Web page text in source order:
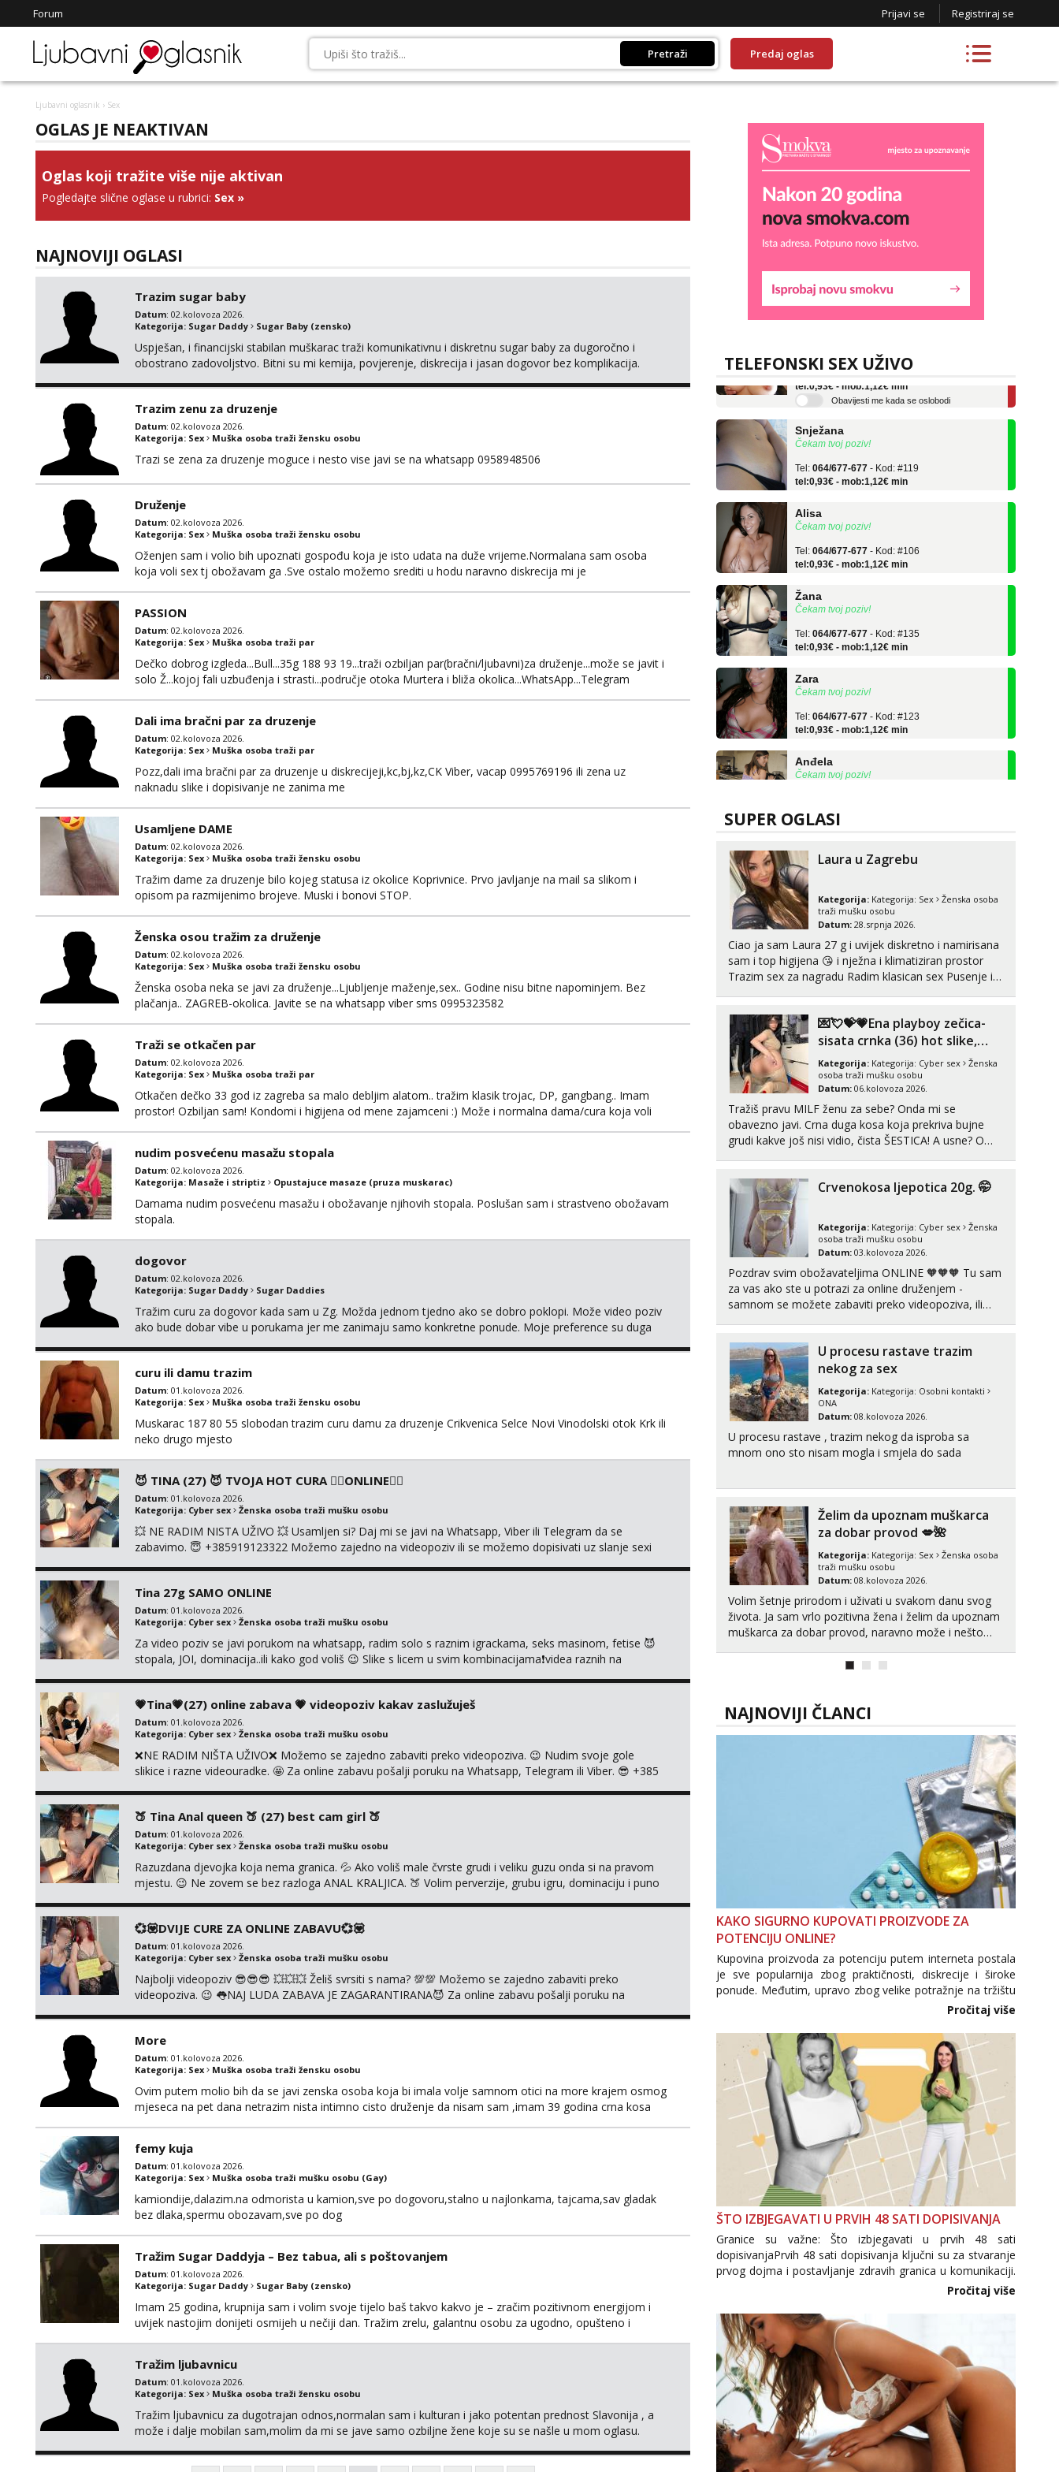
Forum Prijavi se Registriraj se
Pretraži Predaj oglas
Ljubavni oglasnik › Sex
OGLAS JE NEAKTIVAN
Oglas koji tražite više nije aktivan
Pogledajte slične oglase u rubrici: Sex »
NAJNOVIJI OGLASI
Trazim sugar baby
Datum: 02.kolovoza 2026.
Kategorija: Sugar Daddy Sugar Baby (zensko)
Uspješan, i financijski stabilan muškarac traži komunikativnu i diskretnu sugar baby za dugoročno i
obostrano zadovoljstvo. Bitni su mi kemija, povjerenje, diskrecija i jasan dogovor bez komplikacija.
Trazim zenu za druzenje
Datum: 02.kolovoza 2026.
Kategorija: Sex Muška osoba traži žensku osobu
Trazi se zena za druzenje moguce i nesto vise javi se na whatsapp 0958948506
Druženje
Datum: 02.kolovoza 2026.
Kategorija: Sex Muška osoba traži žensku osobu
Oženjen sam i volio bih upoznati gospođu koja je isto udata na duže vrijeme.Normalana sam osoba
koja voli sex tj obožavam ga .Sve ostalo možemo srediti u hodu naravno diskrecija mi je
PASSION
Datum: 02.kolovoza 2026.
Kategorija: Sex Muška osoba traži par
Dečko dobrog izgleda...Bull...35g 188 93 19...traži ozbiljan par(bračni/ljubavni)za druženje...može se javit i
solo Ž...kojoj fali uzbuđenja i strasti...područje otoka Murtera i bliža okolica...WhatsApp...Telegram
Dali ima bračni par za druzenje
Datum: 02.kolovoza 2026.
Kategorija: Sex Muška osoba traži par
Pozz,dali ima bračni par za druzenje u diskrecijeji,kc,bj,kz,CK Viber, vacap 0995769196 ili zena uz
naknadu slike i dopisivanje ne zanima me
Usamljene DAME
Datum: 02.kolovoza 2026.
Kategorija: Sex Muška osoba traži žensku osobu
Tražim dame za druzenje bilo kojeg statusa iz okolice Koprivnice. Prvo javljanje na mail sa slikom i
opisom pa razmijenimo brojeve. Muski i bonovi STOP.
Ženska osou tražim za druženje
Datum: 02.kolovoza 2026.
Kategorija: Sex Muška osoba traži žensku osobu
Ženska osoba neka se javi za druženje...Ljubljenje maženje,sex.. Godine nisu bitne napominjem. Bez
plačanja.. ZAGREB-okolica. Javite se na whatsapp viber sms 0995323582
Traži se otkačen par
Datum: 02.kolovoza 2026.
Kategorija: Sex Muška osoba traži par
Otkačen dečko 33 god iz zagreba sa malo debljim alatom.. tražim klasik trojac, DP, gangbang.. Imam
prostor! Ozbiljan sam! Kondomi i higijena od mene zajamceni :) Može i normalna dama/cura koja voli
nudim posvećenu masažu stopala
Datum: 02.kolovoza 2026.
Kategorija: Masaže i striptiz Opustajuce masaze (pruza muskarac)
Damama nudim posvećenu masažu i obožavanje njihovih stopala. Poslušan sam i strastveno obožavam
stopala.
dogovor
Datum: 02.kolovoza 2026.
Kategorija: Sugar Daddy Sugar Daddies
Tražim curu za dogovor kada sam u Zg. Možda jednom tjedno ako se dobro poklopi. Može video poziv
ako bude dobar vibe u porukama jer me zanimaju samo konkretne ponude. Moje preference su duga
curu ili damu trazim
Datum: 01.kolovoza 2026.
Kategorija: Sex Muška osoba traži žensku osobu
Muskarac 187 80 55 slobodan trazim curu damu za druzenje Crikvenica Selce Novi Vinodolski otok Krk ili
neko drugo mjesto
😈 TINA (27) 😈 TVOJA HOT CURA ❤️‍🔥ONLINE❤️‍🔥
Datum: 01.kolovoza 2026.
Kategorija: Cyber sex Ženska osoba traži mušku osobu
💥 NE RADIM NISTA UŽIVO 💥 Usamljen si? Daj mi se javi na Whatsapp, Viber ili Telegram da se
zabavimo. 😇 +385919123322 Možemo zajedno na videopoziv ili se možemo dopisivati uz slanje sexi
Tina 27g SAMO ONLINE
Datum: 01.kolovoza 2026.
Kategorija: Cyber sex Ženska osoba traži mušku osobu
Za video poziv se javi porukom na whatsapp, radim solo s raznim igrackama, seks masinom, fetise 😈
stopala, JOI, dominacija..ili kako god voliš 😉 Slike s licem u svim kombinacijama❗videa raznih na
💗Tina💗(27) online zabava 💗 videopoziv kakav zaslužuješ
Datum: 01.kolovoza 2026.
Kategorija: Cyber sex Ženska osoba traži mušku osobu
❌NE RADIM NIŠTA UŽIVO❌ Možemo se zajedno zabaviti preko videopoziva. 😉 Nudim svoje gole
slikice i razne videouradke. 🤩 Za online zabavu pošalji poruku na Whatsapp, Telegram ili Viber. 😎 +385
UŽIVO❌ ❌NE ...
🍑 Tina Anal queen 🍑 (27) best cam girl 🍑
Datum: 01.kolovoza 2026.
Kategorija: Cyber sex Ženska osoba traži mušku osobu
Razuzdana djevojka koja nema granica. 💦 Ako voliš male čvrste grudi i veliku guzu onda si na pravom
mjestu. 😉 Ne zovem se bez razloga ANAL KRALJICA. 🍑 Volim perverzije, grubu igru, dominaciju i puno
💞💟DVIJE CURE ZA ONLINE ZABAVU💞💟
Datum: 01.kolovoza 2026.
Kategorija: Cyber sex Ženska osoba traži mušku osobu
Najbolji videopoziv 😎😎😎 💥💥💥 Želiš svrsiti s nama? 💯💯 Možemo se zajedno zabaviti preko
videopoziva. 😉 👅NAJ LUDA ZABAVA JE ZAGARANTIRANA😈 Za online zabavu pošalji poruku na
More
Datum: 01.kolovoza 2026.
Kategorija: Sex Muška osoba traži žensku osobu
Ovim putem molio bih da se javi zenska osoba koja bi imala volje samnom otici na more krajem osmog
mjeseca na pet dana netrazim nista intimno cisto druženje da nisam sam ,imam 39 godina crna kosa
femy kuja
Datum: 01.kolovoza 2026.
Kategorija: Sex Muška osoba traži mušku osobu (Gay)
kamiondije,dalazim.na odmorista u kamion,sve po dogovoru,stalno u najlonkama, tajcama,sav gladak
bez dlaka,spermu obozavam,sve po dog
Tražim Sugar Daddyja – Bez tabua, ali s poštovanjem
Datum: 01.kolovoza 2026.
Kategorija: Sugar Daddy Sugar Baby (zensko)
Imam 25 godina, krupnija sam i volim svoje tijelo baš takvo kakvo je – zračim pozitivnom energijom i
uvijek nastojim donijeti osmijeh u nečiji dan. Tražim zrelu, galantnu osobu za ugodno, opušteno i
Tražim ljubavnicu
Datum: 01.kolovoza 2026.
Kategorija: Sex Muška osoba traži žensku osobu
Tražim ljubavnicu za dugotrajan odnos,normalan sam i kulturan i jako potentan prednost Slavonija , a
može i dalje mobilan sam,molim da mi se jave samo ozbiljne žene koje su se našle u mom oglasu.
TELEFONSKI SEX UŽIVO
Liliana
Tel: 064/677-677 - Kod: #69
tel:0,93€ - mob:1,12€ min
Obavijesti me kada se oslobodi
Čekam tvoj poziv!
064/677-677
tel:0,93€ - mob:1,12€ min
Čekam tvoj poziv!
064/677-677
tel:0,93€ - mob:1,12€ min
Čekam tvoj poziv!
064/677-677
tel:0,93€ - mob:1,12€ min
Čekam tvoj poziv!
064/677-677
tel:0,93€ - mob:1,12€ min
Čekam tvoj poziv!
064/677-677
Liliana
Tel: 064/677-677- Kod: #69
tel:0,93€ - mob:1,12€ min
Obavijesti me kada se oslobodi
Snježana
Tel:064/677-677- Kod: #119
tel:0,93€ - mob:1,12€ min
Čekam tvoj poziv!
Tel: 064/677-677 - Kod: #106
Žana
Čekam tvoj poziv!
Tel:064/677-677- Kod: #135
tel:0,93€ - mob:1,12€ min
Čekam tvoj poziv!
Tel:
tel:0,93€ - mob:1,12€ min
Anđela
Čekam tvoj poziv!
Tel: 064/677-677 - Kod: #142
tel:0,93€ - mob:1,12€ min
SUPER OGLASI
Laura u Zagrebu
Kategorija: Kategorija: Sex
Ženska osoba
traži mušku osobu
Datum: 28.srpnja 2026.
Ciao ja sam Laura 27 g i uvijek diskretno i namirisana
sam i top higijena 😘 i nježna i klimatiziran prostor
Trazim sex za nagradu Radim klasican sex Pusenje i
neljubim se Wha...💌💘💝💗Ena playboy zečica-
sisata crnka (36) hot slike,
videa i c2c💗
Kategorija: Kategorija: Cyber sex
Ženska
osoba traži mušku osobu
Datum: 06.kolovoza 2026.
Tražiš pravu MILF ženu za sebe? Onda mi se
obavezno javi. Crna duga kosa koja prekriva bujne
grudi kakve još nisi vidio, čista ŠESTICA! A usne? O
nisi vidio. Uvijek sam spremna za ONLOINE zabavu...
Crvenokosa ljepotica 20g. 🤭
Kategorija: Kategorija: Cyber sex
Ženska
osoba traži mušku osobu
Datum: 03.kolovoza 2026.
Pozdrav svim obožavateljima ONLINE 🧡🧡🧡 Tu sam
za vas ako ste u potrazi za online druženjem -
samnom se možete zabaviti preko videopoziva, ili
tipkanja uz slike i hot line pozive. Za vas sam
pripremila ...
U procesu rastave trazim
nekog za sex
Kategorija: Kategorija: Osobni kontakti
ONA
Datum: 08.kolovoza 2026.
U procesu rastave , trazim nekog da isproba sa
mnom ono sto nisam mogla i smjela do sada
Želim da upoznam muškarca
za dobar provod 💋🌺
Kategorija: Kategorija: Sex
Ženska osoba
traži mušku osobu
Datum: 08.kolovoza 2026.
Volim šetnje prirodom i uživati u svakom danu svog
života. Ja sam vrlo pozitivna žena i želim da upoznam
muškarca za dobar provod, naravno može i nešto
NAJNOVIJI ČLANCI
KAKO SIGURNO KUPOVATI PROIZVODE ZA
POTENCIJU ONLINE?
Kupovina proizvoda za potenciju putem interneta postala
je sve popularnija zbog praktičnosti, diskrecije i široke
ponude. Međutim, upravo zbog velike potražnje na tržištu
se pojavljuju i brojni krivotvoreni proizvodi, nepouzdane
internetske trgovine te proizvodi nepoznatog podrijetla. ...
Pročitaj više
ŠTO IZBJEGAVATI U PRVIH 48 SATI DOPISIVANJA
Granice su važne: Što izbjegavati u prvih 48 sati
dopisivanjaPrvih 48 sati dopisivanja ključni su za stvaranje
prvog dojma i postavljanje zdravih granica u komunikaciji.
Važno je izbjeći prebrzo otkrivanje osobnih ili intimnih
informacija, jer nepoznata osoba još nije zaslužila to
povjerenje. Takođe...
Pročitaj više